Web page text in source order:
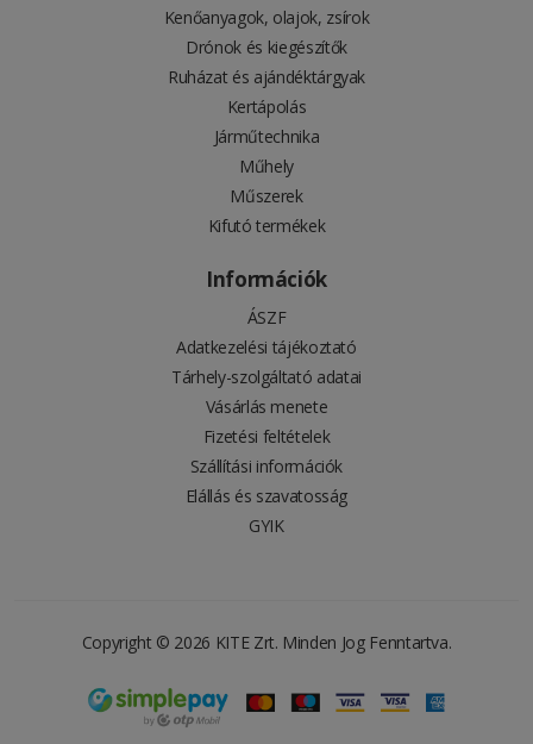
Kenőanyagok, olajok, zsírok
Drónok és kiegészítők
Ruházat és ajándéktárgyak
Kertápolás
Járműtechnika
Műhely
Műszerek
Kifutó termékek
Információk
ÁSZF
Adatkezelési tájékoztató
Tárhely-szolgáltató adatai
Vásárlás menete
Fizetési feltételek
Szállítási információk
Elállás és szavatosság
GYIK
Copyright © 2026 KITE Zrt. Minden Jog Fenntartva.